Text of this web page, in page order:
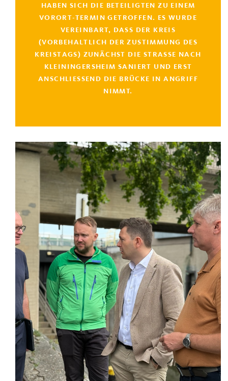
HABEN SICH DIE BETEILIGTEN ZU EINEM
VORORT-TERMIN GETROFFEN. ES WURDE
VEREINBART, DASS DER KREIS
(VORBEHALTLICH DER ZUSTIMMUNG DES
KREISTAGS) ZUNÄCHST DIE STRASSE NACH K
LEININGERSHEIM SANIERT UND ERST A
NSCHLIESSEND DIE BRÜCKE IN ANGRIFF NI
MMT.